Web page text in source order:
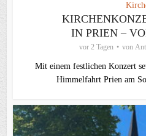
IN PRIEN –
vor 2 Tagen von
Mit einem festlichen Konzert
Himmelfahrt Prien am